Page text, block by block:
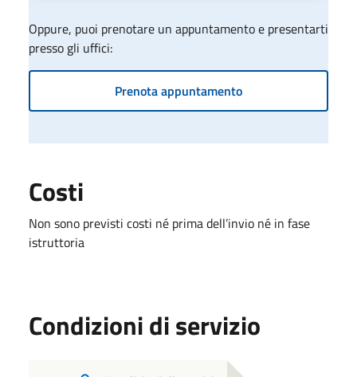
Oppure, puoi prenotare un appuntamento e presentarti
presso gli uffici:
Prenota appuntamento
Costi
Non sono previsti costi né prima dell’invio né in fase
istruttoria
Condizioni di servizio